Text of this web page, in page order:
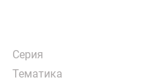
Серия
Тематика